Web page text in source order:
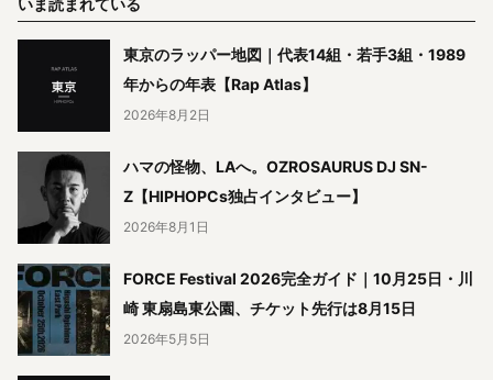
いま読まれている
東京のラッパー地図｜代表14組・若手3組・1989
年からの年表【Rap Atlas】
2026年8月2日
ハマの怪物、LAへ。OZROSAURUS DJ SN-
Z【HIPHOPCs独占インタビュー】
2026年8月1日
FORCE Festival 2026完全ガイド｜10月25日・川
崎 東扇島東公園、チケット先行は8月15日
2026年5月5日